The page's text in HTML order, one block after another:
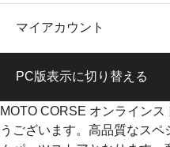
マイアカウント
PC版表示に切り替える
MOTO CORSE オンライン
うございます。高品質なス